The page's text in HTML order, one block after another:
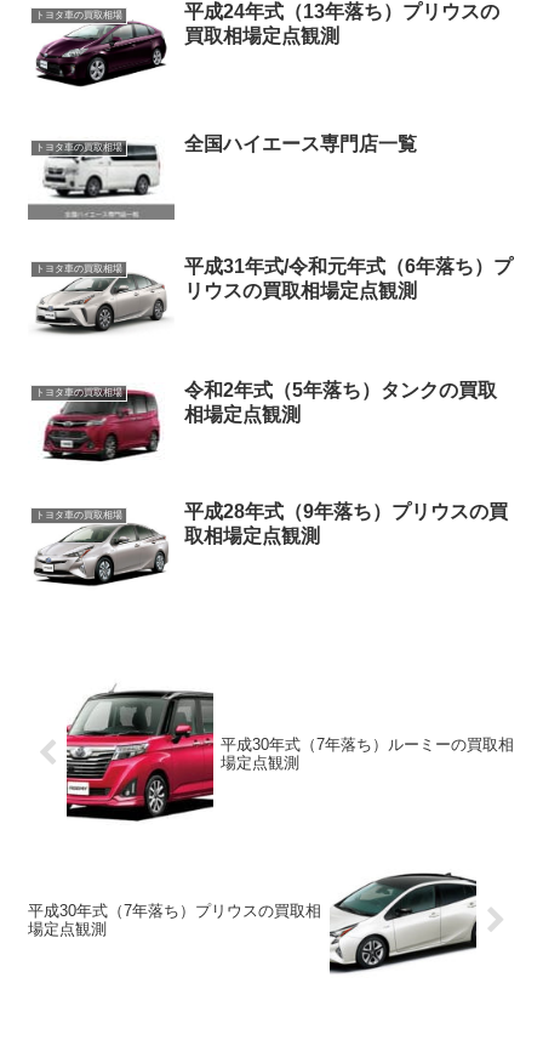
トヨタ車の買取相場
平成24年式（13年落ち）プリウスの
買取相場定点観測
トヨタ車の買取相場 全国ハイエース専門店一覧
トヨタ車の買取相場
平成31年式/令和元年式（6年落ち）プ
リウスの買取相場定点観測
トヨタ車の買取相場
令和2年式（5年落ち）タンクの買取
相場定点観測
トヨタ車の買取相場
平成28年式（9年落ち）プリウスの買
取相場定点観測
平成30年式（7年落ち）ルーミーの買取相
場定点観測
平成30年式（7年落ち）プリウスの買取相
場定点観測